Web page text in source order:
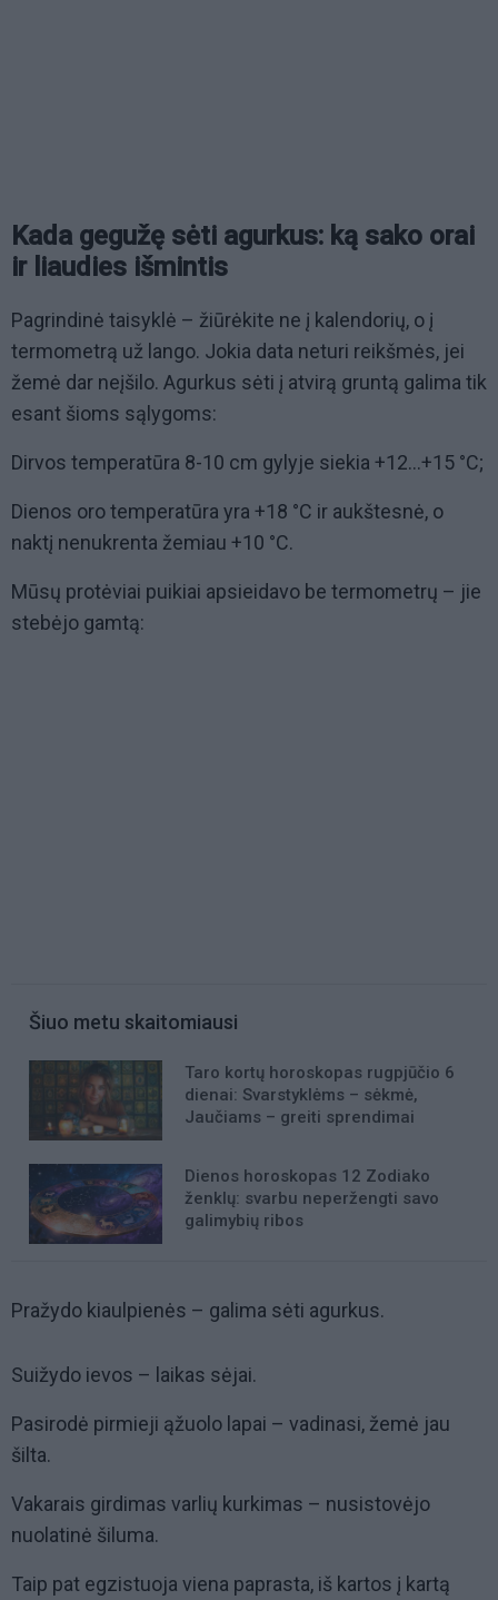
Kada gegužę sėti agurkus: ką sako orai
ir liaudies išmintis
Pagrindinė taisyklė – žiūrėkite ne į kalendorių, o į
termometrą už lango. Jokia data neturi reikšmės, jei
žemė dar neįšilo. Agurkus sėti į atvirą gruntą galima tik
esant šioms sąlygoms:
Dirvos temperatūra 8-10 cm gylyje siekia +12...+15 °C;
Dienos oro temperatūra yra +18 °C ir aukštesnė, o
naktį nenukrenta žemiau +10 °C.
Mūsų protėviai puikiai apsieidavo be termometrų – jie
stebėjo gamtą:
Šiuo metu skaitomiausi
Taro kortų horoskopas rugpjūčio 6
dienai: Svarstyklėms – sėkmė,
Jaučiams – greiti sprendimai
Dienos horoskopas 12 Zodiako
ženklų: svarbu neperžengti savo
galimybių ribos
Pražydo kiaulpienės – galima sėti agurkus.
Suižydo ievos – laikas sėjai.
Pasirodė pirmieji ąžuolo lapai – vadinasi, žemė jau
šilta.
Vakarais girdimas varlių kurkimas – nusistovėjo
nuolatinė šiluma.
Taip pat egzistuoja viena paprasta, iš kartos į kartą